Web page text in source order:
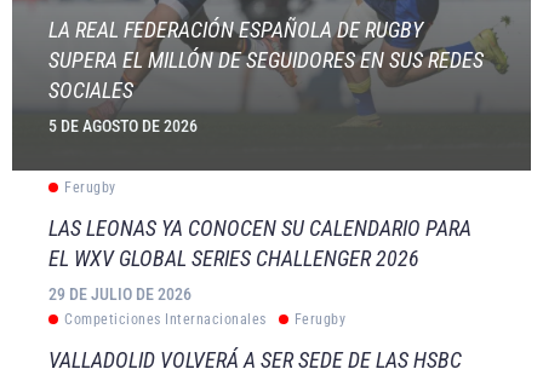
LA REAL FEDERACIÓN ESPAÑOLA DE RUGBY
SUPERA EL MILLÓN DE SEGUIDORES EN SUS REDES
SOCIALES
5 DE AGOSTO DE 2026
Ferugby
LAS LEONAS YA CONOCEN SU CALENDARIO PARA
EL WXV GLOBAL SERIES CHALLENGER 2026
29 DE JULIO DE 2026
Competiciones Internacionales Ferugby
VALLADOLID VOLVERÁ A SER SEDE DE LAS HSBC